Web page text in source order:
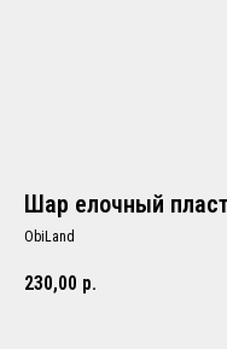
Шар елочный
ObiLand
230,00 р.